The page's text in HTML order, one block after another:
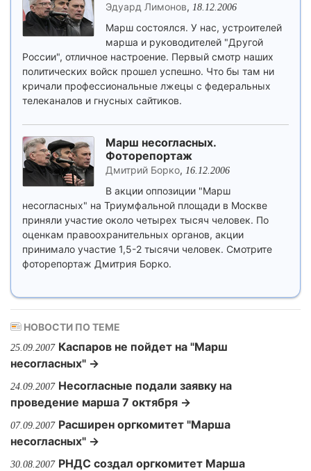
Эдуард Лимонов, 18.12.2006
Марш состоялся. У нас, устроителей
марша и руководителей "Другой
России", отличное настроение. Первый смотр наших
политических войск прошел успешно. Что бы там ни
кричали профессиональные лжецы с федеральных
телеканалов и гнусных сайтиков.
Марш несогласных.
Фоторепортаж
Дмитрий Борко, 16.12.2006
В акции оппозиции "Марш
несогласных" на Триумфальной площади в Москве
приняли участие около четырех тысяч человек. По
оценкам правоохранительных органов, акции
принимало участие 1,5-2 тысячи человек. Смотрите
фоторепортаж Дмитрия Борко.
НОВОСТИ ПО ТЕМЕ
25.09.2007 Каспаров не пойдет на "Марш
несогласных" →
24.09.2007 Несогласные подали заявку на
проведение марша 7 октября →
07.09.2007 Расширен оргкомитет "Марша
несогласных" →
30.08.2007 РНДС создал оргкомитет Марша